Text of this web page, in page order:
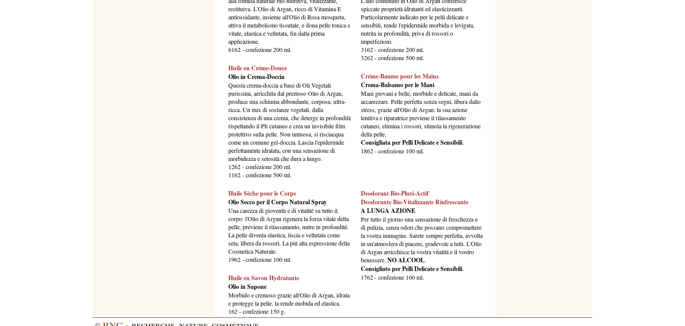
restituiva. L'Olio di Argan, ricco di Vitamina E
antiossidante, insieme all'Olio di Rosa mosqueta,
attiva il metabolismo tissutale, e dona pelle tonica e
vitale, elastica e vellutata, fin dalla prima
applicazione.
6162 - confezione 200 ml.
spiccate proprietà idratanti ed elasticizzanti.
Particolarmente indicato per le pelli delicate e
sensibili, rende l'epidermide morbida e levigata,
nutrita in profondità, priva di rossori o
imperfezioni.
3162 - confezione 200 ml.
3262 - confezione 500 ml.
Huile en Créme-Douce
Olio in Crema-Doccia
Questa crema-doccia a base di Oli Vegetali
purissimi, arricchita dal prezioso Olio di Argan,
produce una schiuma abbondante, corposa, ultra-
ricca. Un mix di sostanze vegetali, dalla
consistenza di una crema, che deterge in profondità
rispettando il Ph cutaneo e crea un invisibile film
protettivo sulla pelle. Non untuosa, si risciacqua
come un comune gel-doccia. Lascia l'epidermide
perfettamente idratata, con una sensazione di
morbidezza e setosità che dura a lungo.
1262 - confezione 200 ml.
1162 - confezione 500 ml.
Créme-Baume pour les Mains
Crema-Balsamo per le Mani
Mani giovani e belle, morbide e delicate, mani da
accarezzare. Pelle perfetta senza segni, libera dallo
stress, grazie all'Olio di Argan: la sua azione
lenitiva e riparatrice previene il rilassamento
cutaneo, elimina i rossori, stimola la rigenerazione
della pelle.
Consigliata per Pelli Delicate e Sensibili.
1862 - confezione 100 ml.
Huile Sèche pour le Corps
Olio Secco per il Corpo Natural Spray
Una carezza di gioventù e di vitalité su tutto il
corpo: l'Olio di Argan rigenera la forza vitale della
pelle, previene il rilassamento, nutre in profondité.
La pelle diventa elastica, liscia e vellutata come
seta, libera da rossori. La piú alta espressione della
Cosmetica Naturale.
1962 - confezione 100 ml.
Deodorant Bio-Pluri-Actif
Deodorante Bio-Vitalizzante Rinfrescante
A LUNGA AZIONE
Per tutto il giorno una sensazione di freschezza e
di pulizia, senza odori che possano compromettere
la vostra immagine. Sarete sempre perfetta, avvolta
in un'atmosfera di piacere, gradevole a tutti. L'Olio
di Argan arricchisce la vostra vitalità e il vostro
benessere. NO ALCOOL.
Consigliato per Pelli Delicate e Sensibili.
1762 - confezione 100 ml.
Huile en Savon Hydratante
Olio in Sapone
Morbido e cremoso grazie all'Olio di Argan, idrata
e protegge la pelle, la rende mobida ed elastica.
162 - confezione 150 g.